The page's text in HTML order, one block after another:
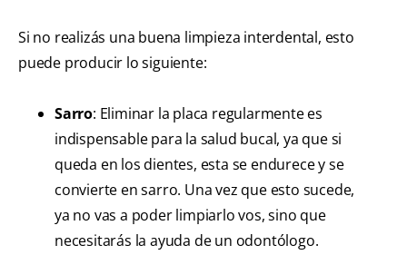
Si no realizás una buena limpieza interdental, esto
puede producir lo siguiente:
Sarro: Eliminar la placa regularmente es
indispensable para la salud bucal, ya que si
queda en los dientes, esta se endurece y se
convierte en sarro. Una vez que esto sucede,
ya no vas a poder limpiarlo vos, sino que
necesitarás la ayuda de un odontólogo.